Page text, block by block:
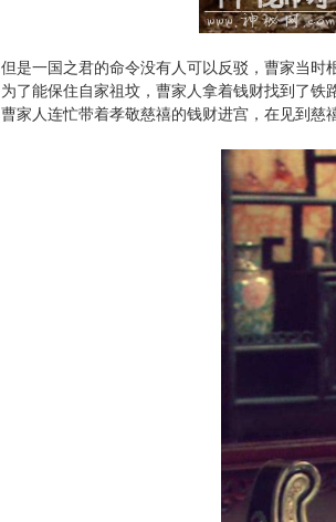
但是一国之君的命令没有人可以反驳，曹家当
为了能保住自家祖坟，曹家人拿着钱财找到了
曹家人连忙带着孝敬慈禧的钱财进宫，在见到